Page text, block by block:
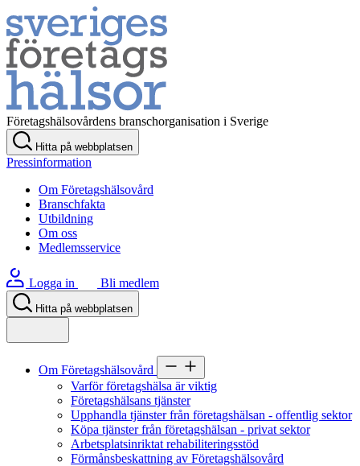
Företagshälsovårdens branschorganisation i Sverige
Hitta på webbplatsen
Pressinformation
Om Företagshälsovård
Branschfakta
Utbildning
Om oss
Medlemsservice
Logga in Bli medlem
Hitta på webbplatsen
Om Företagshälsovård
Varför företagshälsa är viktig
Företagshälsans tjänster
Upphandla tjänster från företagshälsan - offentlig sektor
Köpa tjänster från företagshälsan - privat sektor
Arbetsplatsinriktat rehabiliteringsstöd
Förmånsbeskattning av Företagshälsovård